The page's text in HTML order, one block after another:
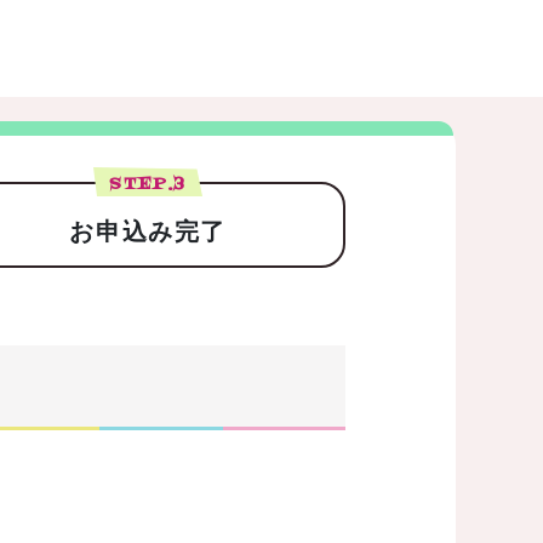
STEP.3
お申込み完了